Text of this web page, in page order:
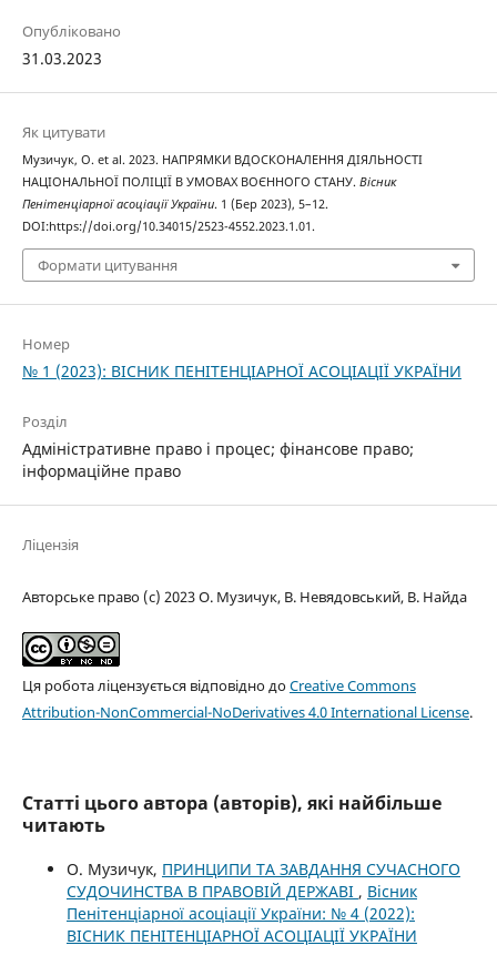
Опубліковано
31.03.2023
Як цитувати
Музичук, О. et al. 2023. НАПРЯМКИ ВДОСКОНАЛЕННЯ ДІЯЛЬНОСТІ
НАЦІОНАЛЬНОЇ ПОЛІЦІЇ В УМОВАХ ВОЄННОГО СТАНУ. Вісник
Пенітенціарної асоціації України. 1 (Бер 2023), 5–12.
DOI:https://doi.org/10.34015/2523-4552.2023.1.01.
Формати цитування
Номер
№ 1 (2023): ВІСНИК ПЕНІТЕНЦІАРНОЇ АСОЦІАЦІЇ УКРАЇНИ
Розділ
Адміністративне право і процес; фінансове право;
інформаційне право
Ліцензія
Авторське право (c) 2023 О. Музичук, В. Невядовський, В. Найда
Ця робота ліцензується відповідно доCreative Commons
Attribution-NonCommercial-NoDerivatives 4.0 International License.
Статті цього автора (авторів), які найбільше
читають
О. Музичук, ПРИНЦИПИ ТА ЗАВДАННЯ СУЧАСНОГО
СУДОЧИНСТВА В ПРАВОВІЙ ДЕРЖАВІ , Вісник
Пенітенціарної асоціації України: № 4 (2022):
ВІСНИК ПЕНІТЕНЦІАРНОЇ АСОЦІАЦІЇ УКРАЇНИ